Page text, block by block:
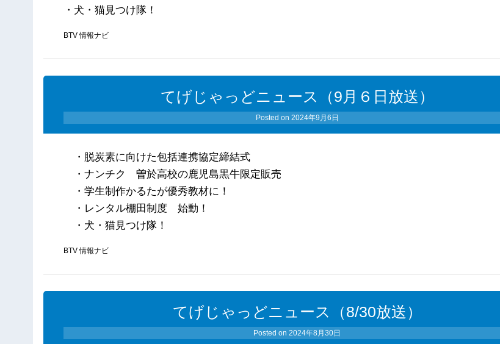
・犬・猫見つけ隊！
BTV 情報ナビ
てげじゃっどニュース（9月６日放送）
Posted on 2024年9月6日
・脱炭素に向けた包括連携協定締結式
・ナンチク 曽於高校の鹿児島黒牛限定販売
・学生制作かるたが優秀教材に！
・レンタル棚田制度 始動！
・犬・猫見つけ隊！
BTV 情報ナビ
てげじゃっどニュース（8/30放送）
Posted on2024年8月30日